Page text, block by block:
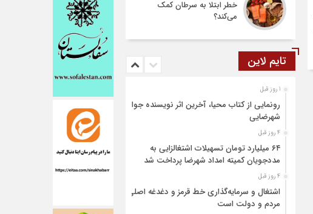
خطر ابتلا به سرطان کمک
می‌کند؟
تایم لاین
1 روز قبل
رونمایی از کتاب محیا، آخرین اثر نویسنده جوان
شهرضایی
4 روز قبل
۶۴ میلیارد تومان تسهیلات اشتغالزایی به
مددجویان کمیته امداد شهرضا پرداخت شد
4 روز قبل
اشتغال و سرمایه‌گذاری خط قرمز و دغدغه اصلی
مردم و دولت است